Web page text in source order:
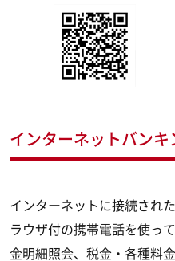
インターネットバンキ
インターネットに接続され
ラウザ付の携帯電話を使っ
金明細照会、税金・各種料